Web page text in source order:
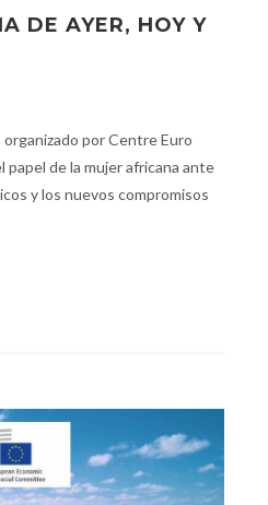
DE AYER, HOY Y
por Centre Euro
de la mujer africana ante
y los nuevos compromisos